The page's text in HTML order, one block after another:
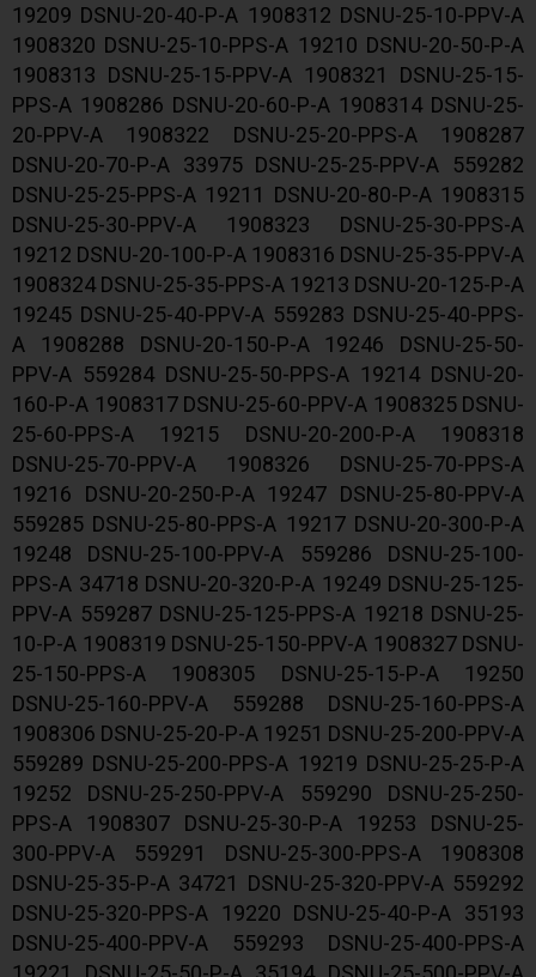
19209 DSNU-20-40-P-A 1908312 DSNU-25-10-PPV-A
1908320 DSNU-25-10-PPS-A 19210 DSNU-20-50-P-A
1908313 DSNU-25-15-PPV-A 1908321 DSNU-25-15-
PPS-A 1908286 DSNU-20-60-P-A 1908314 DSNU-25-
20-PPV-A 1908322 DSNU-25-20-PPS-A 1908287
DSNU-20-70-P-A 33975 DSNU-25-25-PPV-A 559282
DSNU-25-25-PPS-A 19211 DSNU-20-80-P-A 1908315
DSNU-25-30-PPV-A 1908323 DSNU-25-30-PPS-A
19212 DSNU-20-100-P-A 1908316 DSNU-25-35-PPV-A
1908324 DSNU-25-35-PPS-A 19213 DSNU-20-125-P-A
19245 DSNU-25-40-PPV-A 559283 DSNU-25-40-PPS-
A 1908288 DSNU-20-150-P-A 19246 DSNU-25-50-
PPV-A 559284 DSNU-25-50-PPS-A 19214 DSNU-20-
160-P-A 1908317 DSNU-25-60-PPV-A 1908325 DSNU-
25-60-PPS-A 19215 DSNU-20-200-P-A 1908318
DSNU-25-70-PPV-A 1908326 DSNU-25-70-PPS-A
19216 DSNU-20-250-P-A 19247 DSNU-25-80-PPV-A
559285 DSNU-25-80-PPS-A 19217 DSNU-20-300-P-A
19248 DSNU-25-100-PPV-A 559286 DSNU-25-100-
PPS-A 34718 DSNU-20-320-P-A 19249 DSNU-25-125-
PPV-A 559287 DSNU-25-125-PPS-A 19218 DSNU-25-
10-P-A 1908319 DSNU-25-150-PPV-A 1908327 DSNU-
25-150-PPS-A 1908305 DSNU-25-15-P-A 19250
DSNU-25-160-PPV-A 559288 DSNU-25-160-PPS-A
1908306 DSNU-25-20-P-A 19251 DSNU-25-200-PPV-A
559289 DSNU-25-200-PPS-A 19219 DSNU-25-25-P-A
19252 DSNU-25-250-PPV-A 559290 DSNU-25-250-
PPS-A 1908307 DSNU-25-30-P-A 19253 DSNU-25-
300-PPV-A 559291 DSNU-25-300-PPS-A 1908308
DSNU-25-35-P-A 34721 DSNU-25-320-PPV-A 559292
DSNU-25-320-PPS-A 19220 DSNU-25-40-P-A 35193
DSNU-25-400-PPV-A 559293 DSNU-25-400-PPS-A